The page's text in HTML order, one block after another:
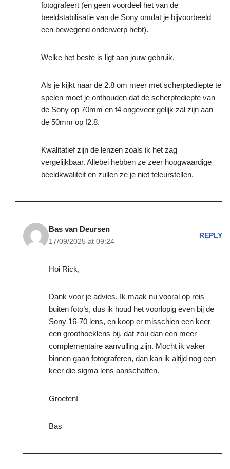
fotografeert (en geen voordeel het van de
beeldstabilisatie van de Sony omdat je bijvoorbeeld
een bewegend onderwerp hebt).
Welke het beste is ligt aan jouw gebruik.
Als je kijkt naar de 2.8 om meer met scherptediepte te
spelen moet je onthouden dat de scherptediepte van
de Sony op 70mm en f4 ongeveer gelijk zal zijn aan
de 50mm op f2.8.
Kwalitatief zijn de lenzen zoals ik het zag
vergelijkbaar. Allebei hebben ze zeer hoogwaardige
beeldkwaliteit en zullen ze je niet teleurstellen.
Bas van Deursen
17/09/2025 at 09:24
REPLY
Hoi Rick,
Dank voor je advies. Ik maak nu vooral op reis
buiten foto’s, dus ik houd het voorlopig even bij de
Sony 16-70 lens, en koop er misschien een keer
een groothoeklens bij, dat zou dan een meer
complementaire aanvulling zijn. Mocht ik vaker
binnen gaan fotograferen, dan kan ik altijd nog een
keer die sigma lens aanschaffen.
Groeten!
Bas